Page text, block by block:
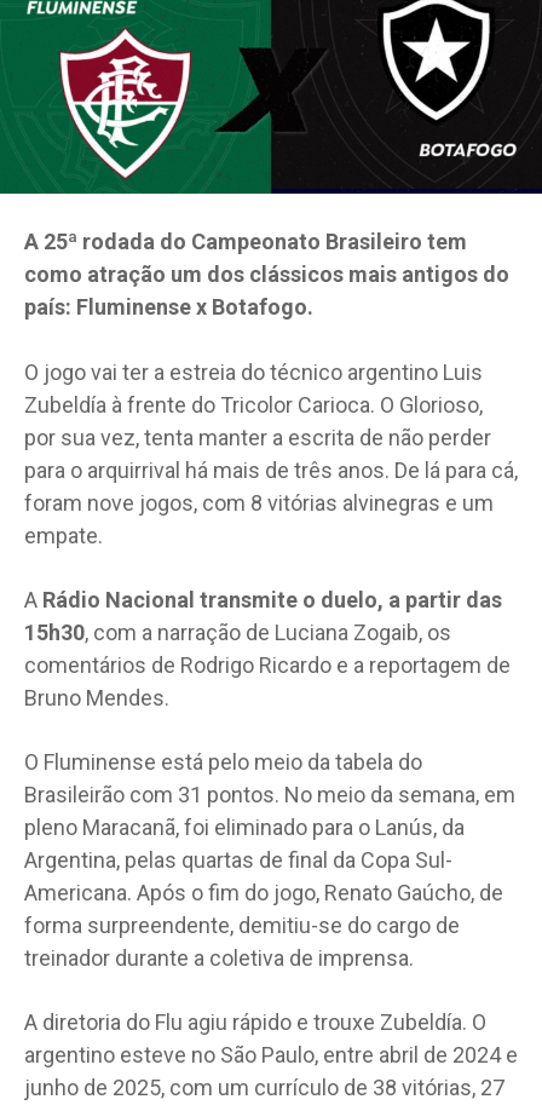
A 25ª rodada do Campeonato Brasileiro tem
como atração um dos clássicos mais antigos do
país: Fluminense x Botafogo.
O jogo vai ter a estreia do técnico argentino Luis
Zubeldía à frente do Tricolor Carioca. O Glorioso,
por sua vez, tenta manter a escrita de não perder
para o arquirrival há mais de três anos. De lá para cá,
foram nove jogos, com 8 vitórias alvinegras e um
empate.
A Rádio Nacional transmite o duelo, a partir das
15h30, com a narração de Luciana Zogaib, os
comentários de Rodrigo Ricardo e a reportagem de
Bruno Mendes.
O Fluminense está pelo meio da tabela do
Brasileirão com 31 pontos. No meio da semana, em
pleno Maracanã, foi eliminado para o Lanús, da
Argentina, pelas quartas de final da Copa Sul-
Americana. Após o fim do jogo, Renato Gaúcho, de
forma surpreendente, demitiu-se do cargo de
treinador durante a coletiva de imprensa.
A diretoria do Flu agiu rápido e trouxe Zubeldía. O
argentino esteve no São Paulo, entre abril de 2024 e
junho de 2025, com um currículo de 38 vitórias, 27